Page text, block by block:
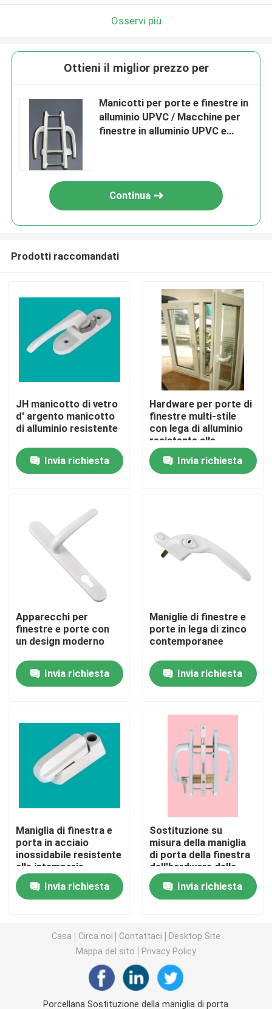
Casa
Prodotti
video
Giro della fabbrica
Controllo di qualità
Contattici
Profili della finestra di UPVC
Profili dell'estrusione di UPVC
finestra della stoffa per tendine del upvc
finestra di scivolamento del upvc
Porta francese di UPVC
Porte di alluminio della rottura termica
Osservi più
Ottieni il miglior prezzo per
Manicotti per porte e finestre in
alluminio UPVC / Macchine per
finestre in alluminio UPVC e
Continua
Prodotti raccomandati
JH manicotto di vetro
d' argento manicotto
di alluminio resistente
Invia richiesta
Hardware per porte di
finestre multi-stile
con lega di alluminio
resistente alle
intemperie
Invia richiesta
Apparecchi per
finestre e porte con
un design moderno
Invia richiesta
Maniglie di finestre e
porte in lega di zinco
contemporanee
Invia richiesta
Maniglia di finestra e
porta in acciaio
inossidabile resistente
alle intemperie
Invia richiesta
Sostituzione su
misura della maniglia
di porta della finestra
dell'hardware della
porta e della finestra
UPVC Invia richiesta
Casa Circa noi Contattaci
Desktop Site
Mappa del sito
Privacy Policy
Porcellana Sostituzione della maniglia di porta